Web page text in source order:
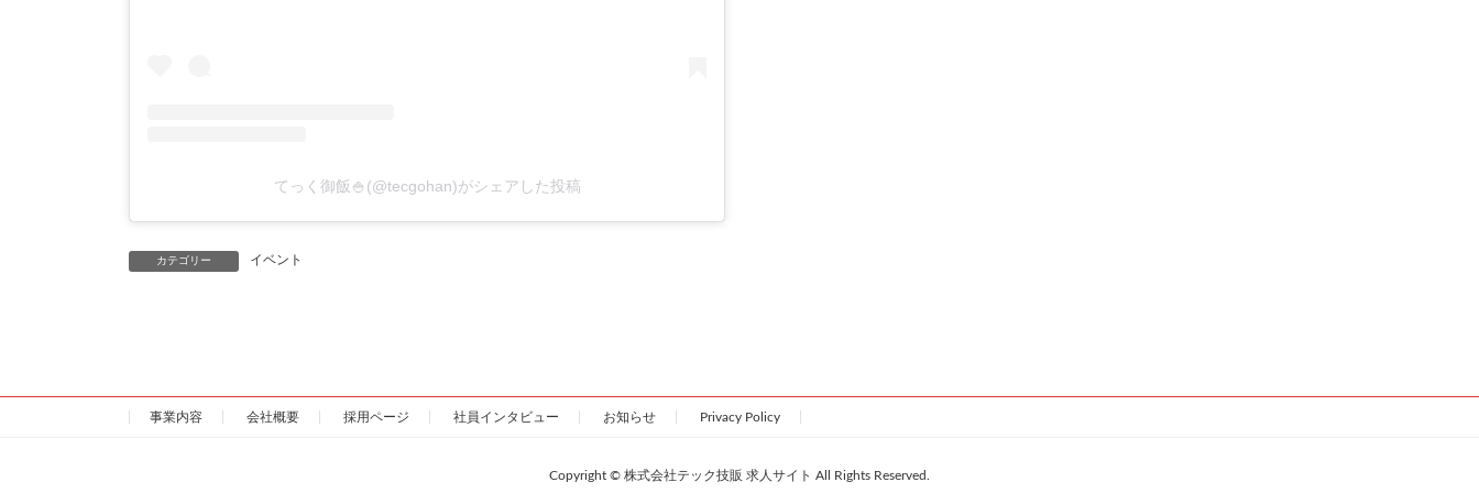
てっく御飯🍚(@tecgohan)がシェアした投稿
カテゴリー イベント
事業内容 会社概要 採用ページ 社員インタビュー お知らせ Privacy Policy
Copyright © 株式会社テック技販 求人サイト All Rights Reserved.